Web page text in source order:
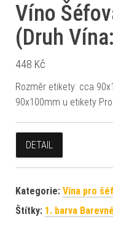
Víno
(Druh
448 Kč
Rozměr etikety: cca
90x100mm u etikety
DETAIL
Kategorie: Vína pro
Štítky: 1. barva Barevné